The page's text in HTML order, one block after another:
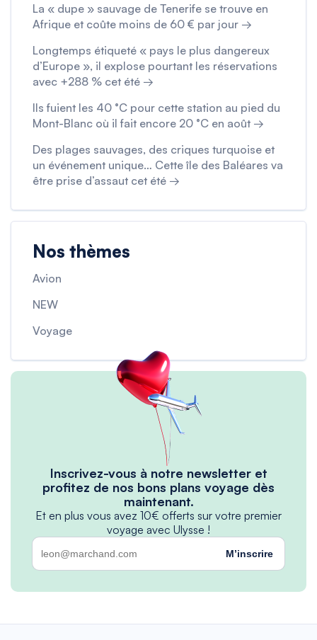
La « dupe » sauvage de Tenerife se trouve en
Afrique et coûte moins de 60 € par jour →
Longtemps étiqueté « pays le plus dangereux
d’Europe », il explose pourtant les réservations
avec +288 % cet été →
Ils fuient les 40 °C pour cette station au pied du
Mont-Blanc où il fait encore 20 °C en août →
Des plages sauvages, des criques turquoise et
un événement unique… Cette île des Baléares va
être prise d’assaut cet été →
Nos thèmes
Avion
NEW
Voyage
Inscrivez-vous à notre newsletter et
profitez de nos bons plans voyage dès
maintenant.
Et en plus vous avez 10€ offerts sur votre premier
voyage avec Ulysse !
M’inscrire